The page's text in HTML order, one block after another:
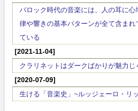
バロック時代の音楽には、人の耳に心
律や響きの基本パターンが全て含まれ
ている
[2021-11-04]
クラリネットはダークばかりが魅力じ
[2020-07-09]
生ける「音楽史」~ルッジェーロ・リ